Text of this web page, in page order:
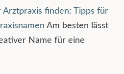
Arztpraxis finden: Tipps für
Am besten lässt
Name für eine